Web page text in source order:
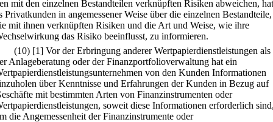
mit den einzelnen Bestandteilen verknüpften Risiken abweichen, hat
Privatkunden in angemessener Weise über die einzelnen Bestandteile,
mit ihnen verknüpften Risiken und die Art und Weise, wie ihre
das Risiko beeinflusst, zu informieren.
(10) [1] Vor der Erbringung anderer Wertpapierdienstleistungen als
Anlageberatung oder der Finanzportfolioverwaltung hat ein
von den Kunden Informationen
über Kenntnisse und Erfahrungen der Kunden in Bezug auf
mit bestimmten Arten von Finanzinstrumenten oder
soweit diese Informationen erforderlich
die Angemessenheit der Finanzinstrumente oder